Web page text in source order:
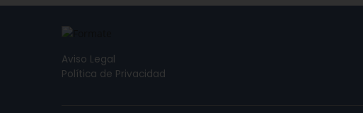
Aviso Legal
Política de Privacidad